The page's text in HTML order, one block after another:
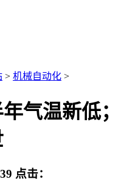
> 机械自动化 >
气温新低；
点击：